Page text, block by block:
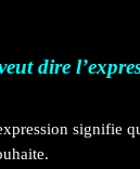
dire
signifie